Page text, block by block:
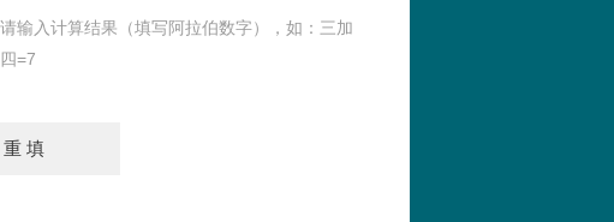
请输入计算结果（填写阿拉伯数字），如：三加
四=7